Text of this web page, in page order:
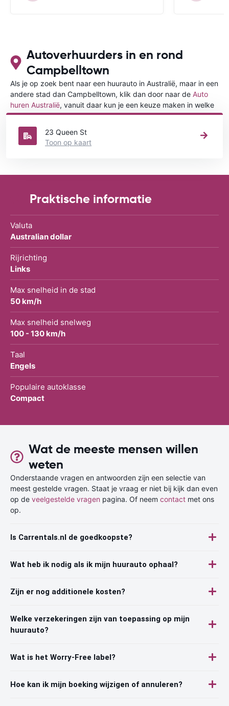
Autoverhuurders in en rond
Campbelltown
Als je op zoek bent naar een huurauto in Australië, maar in een
andere stad dan Campbelltown, klik dan door naar de Auto
huren Australië, vanuit daar kun je een keuze maken in welke
stad in Australië je een auto huren wilt.
23 Queen St
Toon op kaart
Praktische informatie
Valuta
Australian dollar
Rijrichting
Links
Max snelheid in de stad
50 km/h
Max snelheid snelweg
100 - 130 km/h
Taal
Engels
Populaire autoklasse
Compact
Wat de meeste mensen willen
weten
Onderstaande vragen en antwoorden zijn een selectie van
meest gestelde vragen. Staat je vraag er niet bij kijk dan even
op de veelgestelde vragen pagina. Of neem contact met ons
op.
Is Carrentals.nl de goedkoopste?
Wat heb ik nodig als ik mijn huurauto ophaal?
Zijn er nog additionele kosten?
Welke verzekeringen zijn van toepassing op mijn
huurauto?
Wat is het Worry-Free label?
Hoe kan ik mijn boeking wijzigen of annuleren?